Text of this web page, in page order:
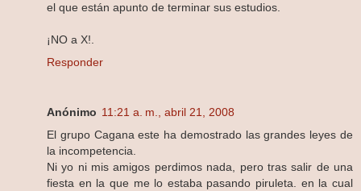
el que están apunto de terminar sus estudios.
¡NO a X!.
Responder
Anónimo 11:21 a. m., abril 21, 2008
El grupo Cagana este ha demostrado las grandes leyes de
la incompetencia.
Ni yo ni mis amigos perdimos nada, pero tras salir de una
fiesta en la que me lo estaba pasando piruleta. en la cual